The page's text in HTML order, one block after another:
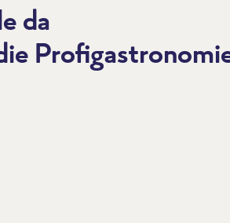
da